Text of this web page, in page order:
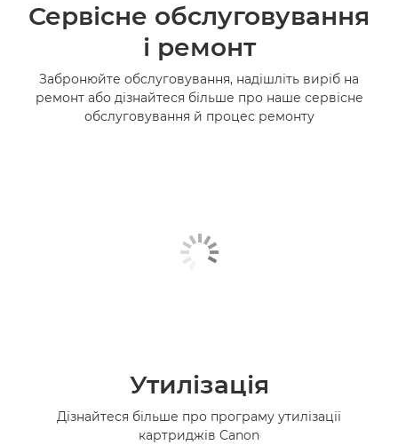
Сервісне обслуговування
і ремонт
Забронюйте обслуговування, надішліть виріб на
ремонт або дізнайтеся більше про наше сервісне
обслуговування й процес ремонту
Утилізація
Дізнайтеся більше про програму утилізації
картриджів Canon